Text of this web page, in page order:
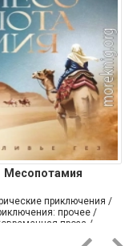
Месопотамия
приключения /
прочее /
проза /